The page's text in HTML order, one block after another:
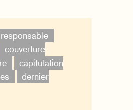
couverture
capitulation
dernier